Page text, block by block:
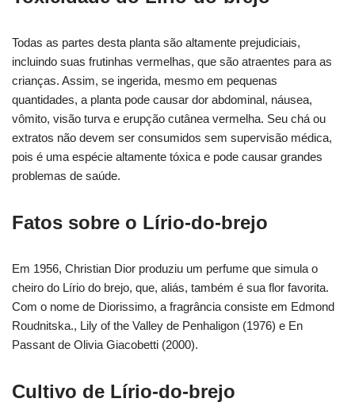
Todas as partes desta planta são altamente prejudiciais,
incluindo suas frutinhas vermelhas, que são atraentes para as
crianças. Assim, se ingerida, mesmo em pequenas
quantidades, a planta pode causar dor abdominal, náusea,
vômito, visão turva e erupção cutânea vermelha. Seu chá ou
extratos não devem ser consumidos sem supervisão médica,
pois é uma espécie altamente tóxica e pode causar grandes
problemas de saúde.
Fatos sobre o Lírio-do-brejo
Em 1956, Christian Dior produziu um perfume que simula o
cheiro do Lírio do brejo, que, aliás, também é sua flor favorita.
Com o nome de Diorissimo, a fragrância consiste em Edmond
Roudnitska., Lily of the Valley de Penhaligon (1976) e En
Passant de Olivia Giacobetti (2000).
Cultivo de Lírio-do-brejo